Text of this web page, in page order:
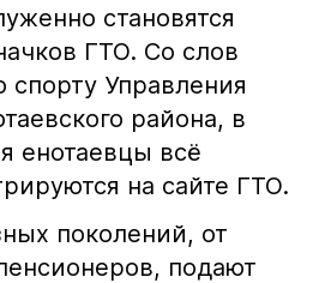
становятся
ГТО. Со слов
спорту Управления
района, в
енотаевцы всё
на сайте ГТО.
поколений, от
подают